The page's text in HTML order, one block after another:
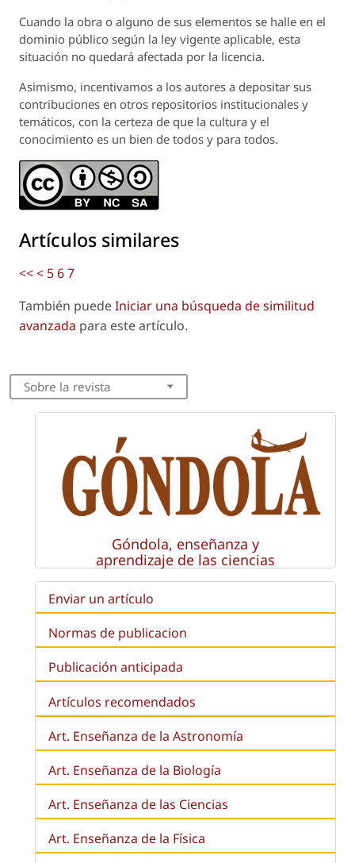
Cuando la obra o alguno de sus elementos se halle en el
dominio público según la ley vigente aplicable, esta
situación no quedará afectada por la licencia.
Asimismo, incentivamos a los autores a depositar sus
contribuciones en otros repositorios institucionales y
temáticos, con la certeza de que la cultura y el
conocimiento es un bien de todos y para todos.
Artículos similares
<<< 567
También puedeIniciar una búsqueda de similitud
avanzada para este artículo.
Sobre la revista
Góndola, enseñanza y
aprendizaje de las ciencias
Enviar un artículo
Normas de publicacion
Publicación anticipada
Artículos recomendados
Art. Enseñanza de la Astronomía
Art. Enseñanza de la Biología
Art. Enseñanza de las Ciencias
Art. Enseñanza de la Física